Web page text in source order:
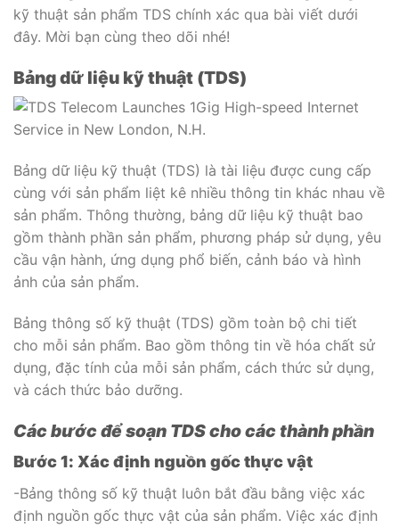
kỹ thuật sản phẩm TDS chính xác qua bài viết dưới
đây. Mời bạn cùng theo dõi nhé!
Bảng dữ liệu kỹ thuật (TDS)
Bảng dữ liệu kỹ thuật (TDS) là tài liệu được cung cấp
cùng với sản phẩm liệt kê nhiều thông tin khác nhau về
sản phẩm. Thông thường, bảng dữ liệu kỹ thuật bao
gồm thành phần sản phẩm, phương pháp sử dụng, yêu
cầu vận hành, ứng dụng phổ biến, cảnh báo và hình
ảnh của sản phẩm.
Bảng thông số kỹ thuật (TDS) gồm toàn bộ chi tiết
cho mỗi sản phẩm. Bao gồm thông tin về hóa chất sử
dụng, đặc tính của mỗi sản phẩm, cách thức sử dụng,
và cách thức bảo dưỡng.
Các bước để soạn TDS cho các thành phần
Bước 1: Xác định nguồn gốc thực vật
-Bảng thông số kỹ thuật luôn bắt đầu bằng việc xác
định nguồn gốc thực vật của sản phẩm. Việc xác định